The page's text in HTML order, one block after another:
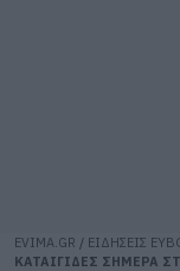
EVIMA.GR / ΕΙΔΗΣΕΙΣ
ΚΑΤΑΙΓΙΔΕΣ ΣΗΜΕΡΑ